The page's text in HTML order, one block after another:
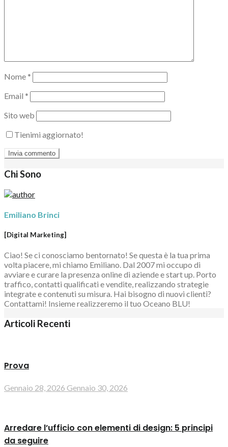
Nome *
Email *
Sito web
Tienimi aggiornato!
Chi Sono
Emiliano Brinci
[Digital Marketing]
Ciao! Se ci conosciamo bentornato! Se questa è la tua prima
volta piacere, mi chiamo Emiliano. Dal 2007 mi occupo di
avviare e curare la presenza online di aziende e start up. Porto
traffico, contatti qualificati e vendite, realizzando strategie
integrate e contenuti su misura. Hai bisogno di nuovi clienti?
Contattami! Insieme realizzeremo il tuo Oceano BLU!
Articoli Recenti
Prova
Gennaio 28, 2026 Gennaio 30, 2026
Arredare l’ufficio con elementi di design: 5 principi
da seguire